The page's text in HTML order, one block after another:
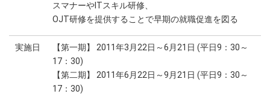
スマナーやITスキル研修、
OJT研修を提供することで早期の就職促進を図る
実施日
【第一期】 2011年3月22日～6月21日 (平日9：30～
17：30)
【第二期】 2011年6月22日～9月21日 (平日9：30～
17：30)